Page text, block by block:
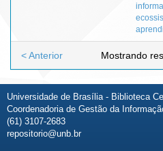
Mostrando
< Anterior
Universidade de Brasília - Biblioteca
Coordenadoria de Gestão da
(61) 3107-2683
repositorio@unb.br